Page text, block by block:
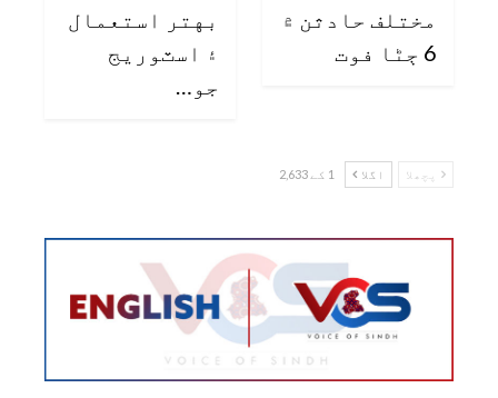
مختلف حادثن ۾
6 ڄڻا فوت
بهتر استعمال
۽ اسٽوريج
جو…
پچھلا اگلا 1 کے 2,633